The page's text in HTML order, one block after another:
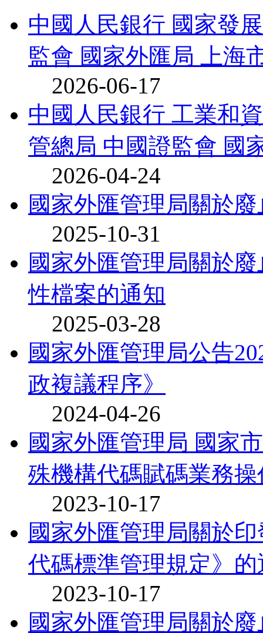
中國人民銀行 國家發
監會 國家外匯局 上海
2026-06-17
中國人民銀行 工業和
管總局 中國證監會 國
2026-04-24
國家外匯管理局關於
2025-10-31
國家外匯管理局關於
性檔案的通知
2025-03-28
國家外匯管理局公告
政複議程序》
2024-04-26
國家外匯管理局 國家
殊機構代碼賦碼業務
2023-10-17
國家外匯管理局關於
代碼標準管理規定》的
2023-10-17
國家外匯管理局關於